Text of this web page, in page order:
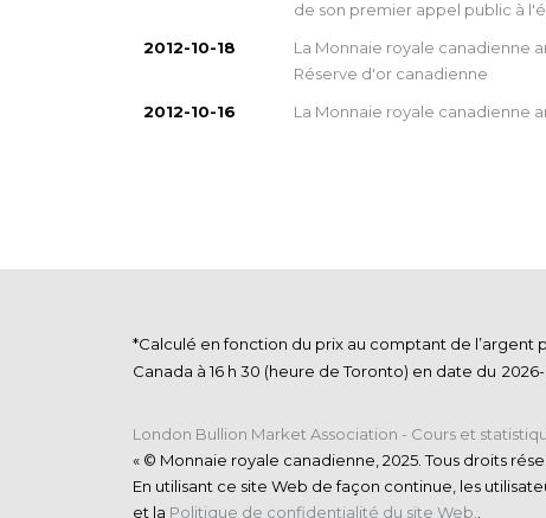
de son premier appel public à
2012-10-18
La Monnaie royale canadienne
Réserve d'or canadienne
2012-10-16
La Monnaie royale canadienne
*Calculé en fonction du prix au comptant de l’argent
Canada à 16 h 30 (heure de Toronto) en date du
London Bullion Market Association - Cours et
« © Monnaie royale canadienne, 2025. Tous droits
En utilisant ce site Web de façon continue, les
et la Politique de confidentialité du site Web.